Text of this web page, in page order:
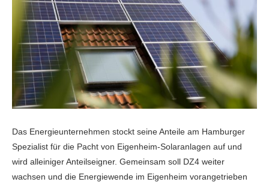
Das Energieunternehmen stockt seine Anteile am Hamburger
Spezialist für die Pacht von Eigenheim-Solaranlagen auf und
wird alleiniger Anteilseigner. Gemeinsam soll DZ4 weiter
wachsen und die Energiewende im Eigenheim vorangetrieben